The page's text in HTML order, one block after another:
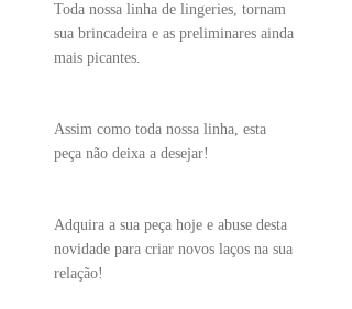
Toda nossa linha de lingeries, tornam
sua brincadeira e as preliminares ainda
mais picantes.
Assim como toda nossa linha, esta
peça não deixa a desejar!
Adquira a sua peça hoje e abuse desta
novidade para criar novos laços na sua
relação!